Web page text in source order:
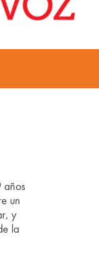
años
un
y
la